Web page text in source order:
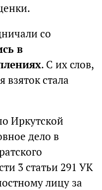
со
в
. С их слов,
стала
Иркутской
дело в
3 статьи 291 УК
лицу за